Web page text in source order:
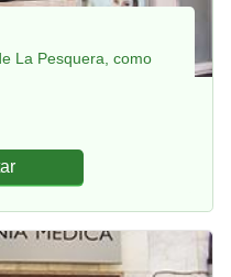
La Pesquera, como